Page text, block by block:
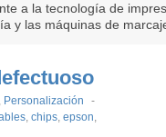
a la tecnología de
y las máquinas de
, Personalización
-
, chips, epson,